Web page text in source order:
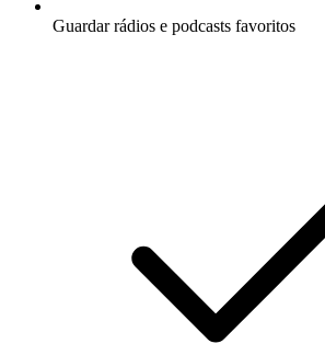
Guardar rádios e podcasts favoritos